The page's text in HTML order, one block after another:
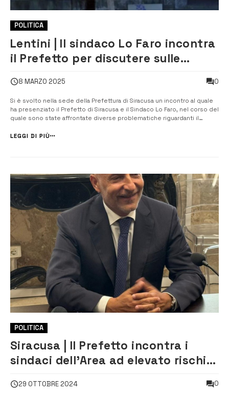
POLITICA
Lentini | Il sindaco Lo Faro incontra
il Prefetto per discutere sulle
cimitero
8 MARZO 2025 0
Si è svolto nella sede della Prefettura di Siracusa un incontro al quale
ha presenziato il Prefetto di Siracusa e il Sindaco Lo Faro, nel corso del
quale sono state affrontate diverse problematiche riguardanti il
Comunale e la società “Consorzio Leontinoi”, concessionaria d...
LEGGI DI PIÙ
POLITICA
Siracusa | Il Prefetto incontra i
sindaci dell’Area ad elevato rischio
29 OTTOBRE 2024 0